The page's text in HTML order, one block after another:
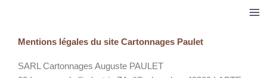
Mentions légales du site Cartonnages Paulet
SARL Cartonnages Auguste PAULET